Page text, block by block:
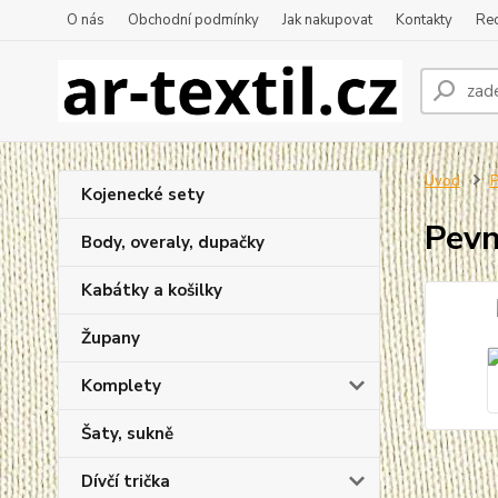
O nás Obchodní podmínky Jak nakupovat Kontakty
Kojenecké sety
Body, overaly, dupačky
Kabátky a košilky
Župany
Komplety
Šaty, sukně
Dívčí trička
Úvod